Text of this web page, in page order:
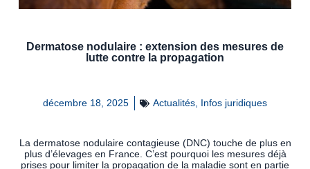
Dermatose nodulaire : extension des mesures de
lutte contre la propagation
décembre 18, 2025 Actualités, Infos juridiques
La dermatose nodulaire contagieuse (DNC) touche de plus en
plus d’élevages en France. C’est pourquoi les mesures déjà
prises pour limiter la propagation de la maladie sont en partie